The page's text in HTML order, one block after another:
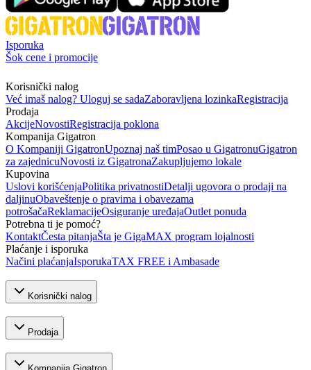
Isporuka
Šok cene i promocije
Korisnički nalog
Već imaš nalog? Uloguj se sadaZaboravljena lozinkaRegistracija
Prodaja
AkcijeNovostiRegistracija poklona
Kompanija Gigatron
O Kompaniji GigatronUpoznaj naš timPosao u GigatronuGigatron
za zajednicuNovosti iz GigatronaZakupljujemo lokale
Kupovina
Uslovi korišćenjaPolitika privatnostiDetalji ugovora o prodaji na
daljinuObaveštenje o pravima i obavezama
potrošačaReklamacijeOsiguranje uređajaOutlet ponuda
Potrebna ti je pomoć?
KontaktČesta pitanjaŠta je GigaMAX program lojalnosti
Plaćanje i isporuka
Načini plaćanjaIsporukaTAX FREE i Ambasade
Korisnički nalog
Prodaja